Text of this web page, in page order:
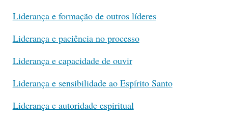
Liderança e formação de outros líderes
Liderança e paciência no processo
Liderança e capacidade de ouvir
Liderança e sensibilidade ao Espírito Santo
Liderança e autoridade espiritual